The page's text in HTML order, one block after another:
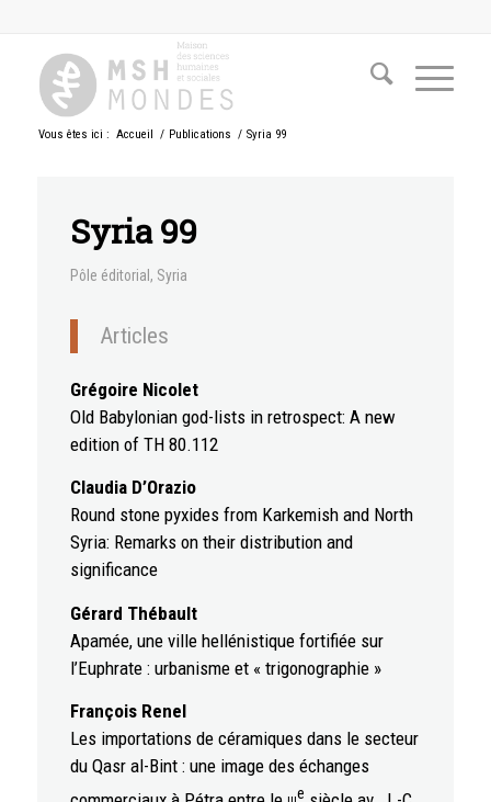
Vous êtes ici : Accueil / Publications / Syria 99
Syria 99
Pôle éditorial , Syria
Articles
Grégoire Nicolet
Old Babylonian god-lists in retrospect: A new
edition of TH 80.112
Claudia D’Orazio
Round stone pyxides from Karkemish and North
Syria: Remarks on their distribution and
significance
Gérard Thébault
Apamée, une ville hellénistique fortifiée sur
l’Euphrate : urbanisme et « trigonographie »
François Renel
Les importations de céramiques dans le secteur
du Qasr al-Bint : une image des échanges
e